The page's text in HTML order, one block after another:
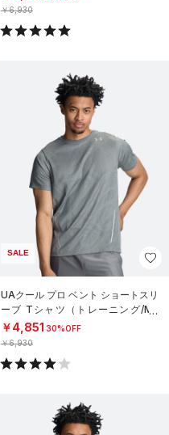
￥6,930
SALE
UAクール プロ ベント ショートスリ
ーブ Tシャツ（トレーニング/ME
N）
￥4,851 30%OFF
￥6,930